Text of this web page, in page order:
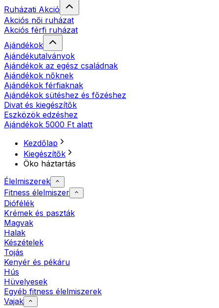
Ruházati Akció
Akciós női ruházat
Akciós férfi ruházat
Ajándékok
Ajándékutalványok
Ajándékok az egész családnak
Ajándékok nőknek
Ajándékok férfiaknak
Ajándékok sütéshez és főzéshez
Divat és kiegészítők
Eszközök edzéshez
Ajándékok 5000 Ft alatt
Kezdőlap
Kiegészítők
Öko háztartás
Élelmiszerek
Fitness élelmiszer
Diófélék
Krémek és paszták
Magvak
Halak
Készételek
Tojás
Kenyér és pékáru
Hús
Hüvelyesek
Egyéb fitness élelmiszerek
Vajak